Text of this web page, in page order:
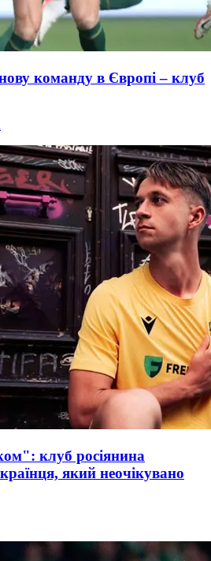
команду в Європі – клуб
клуб росіянина
який неочікувано